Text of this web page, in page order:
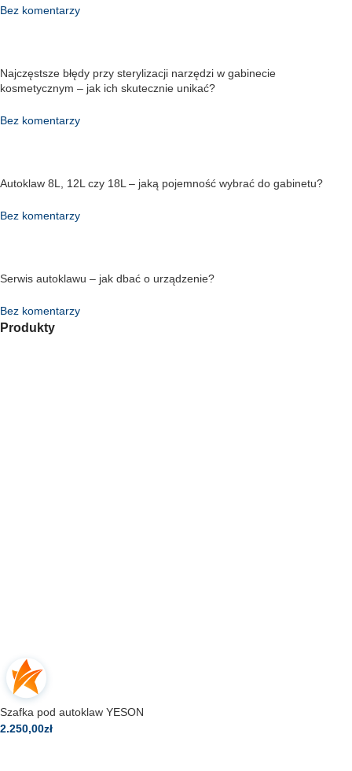
Bez komentarzy
Najczęstsze błędy przy sterylizacji narzędzi w gabinecie
kosmetycznym – jak ich skutecznie unikać?
Bez komentarzy
Autoklaw 8L, 12L czy 18L – jaką pojemność wybrać do gabinetu?
Bez komentarzy
Serwis autoklawu – jak dbać o urządzenie?
Bez komentarzy
Produkty
Szafka pod autoklaw YESON
2.250,00zł